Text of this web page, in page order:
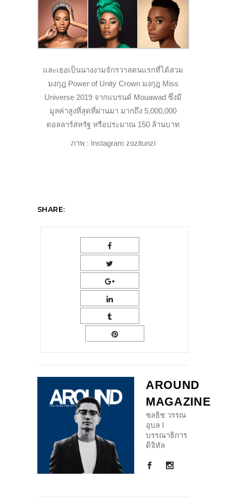
และเธอเป็นนางงามจักรวาลคนแรกที่ได้สวม
มงกุฎ Power of Unity Crown มงกุฎ Miss
Universe 2019 จากแบรนด์ Mouawad ซึ่งมี
มูลค่าสูงที่สุดที่ผ่านมา มากถึง 5,000,000
ดอลลาร์สหรัฐ หรือประมาณ 150 ล้านบาท
ภาพ : Instagram zozitunzi
SHARE:
AROUND
MAGAZINE
ชลธิช วรรณ
อุบล I
บรรณาธิการ
ดิจิทัล